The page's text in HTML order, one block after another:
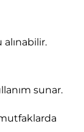
alınabilir.
sunar.